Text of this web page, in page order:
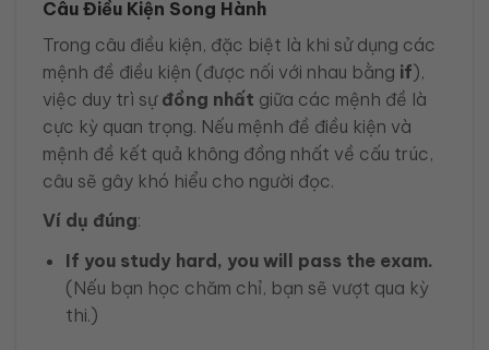
Câu Điều Kiện Song Hành
Trong câu điều kiện, đặc biệt là khi sử dụng các
mệnh đề điều kiện (được nối với nhau bằng if),
việc duy trì sự đồng nhất giữa các mệnh đề là
cực kỳ quan trọng. Nếu mệnh đề điều kiện và
mệnh đề kết quả không đồng nhất về cấu trúc,
câu sẽ gây khó hiểu cho người đọc.
Ví dụ đúng:
If you study hard, you will pass the exam.
(Nếu bạn học chăm chỉ, bạn sẽ vượt qua kỳ
thi.)